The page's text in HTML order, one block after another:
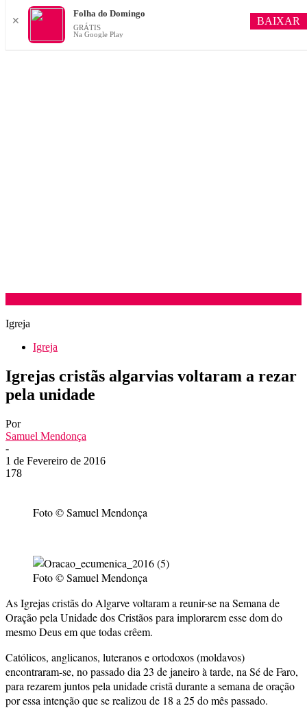
Igreja
Igreja
Igrejas cristãs algarvias voltaram a rezar
pela unidade
Por
Samuel Mendonça
-
1 de Fevereiro de 2016
178
Foto © Samuel Mendonça
Foto © Samuel Mendonça
As Igrejas cristãs do Algarve voltaram a reunir-se na Semana de
Oração pela Unidade dos Cristãos para implorarem esse dom do
mesmo Deus em que todas crêem.
Católicos, anglicanos, luteranos e ortodoxos (moldavos)
encontraram-se, no passado dia 23 de janeiro à tarde, na Sé de Faro,
para rezarem juntos pela unidade cristã durante a semana de oração
por essa intenção que se realizou de 18 a 25 do mês passado.
✕
Folha do Domingo
GRÁTIS
Na Google Play
BAIXAR